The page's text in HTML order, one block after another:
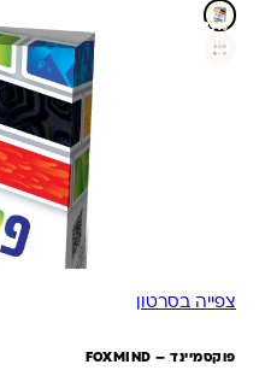
39%- חיסכון
צפייה בסרטון
פוקסמיינד – FOXMIND